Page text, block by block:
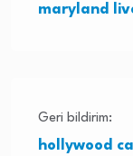
maryland
Geri bildirim:
hollywood